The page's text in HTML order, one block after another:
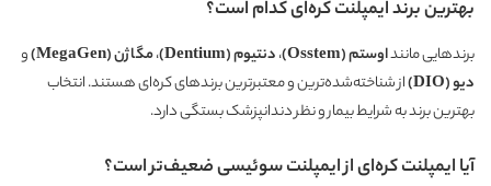
بهترین برند ایمپلنت کره‌ای کدام است؟
برندهایی ماننداوستم (Osstem) ،دنتیوم (Dentium) ،مگاژن (MegaGen)
و
دیو (DIO)
از شناخته‌شده‌ترین و معتبرترین برندهای کره‌ای هستند. انتخاب
بهترین برند به شرایط بیمار و نظر دندانپزشک بستگی دارد.
آیا ایمپلنت کره‌ای از ایمپلنت سوئیسی ضعیف‌تر است؟